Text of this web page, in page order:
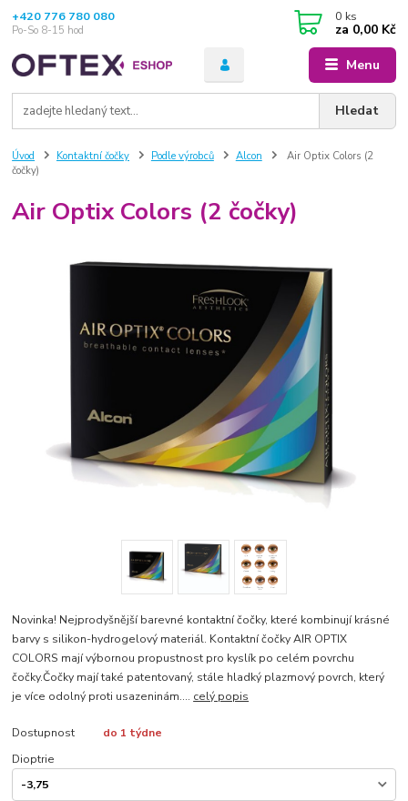
Menu
Hledat
+420 776 780 080
Po-So 8-15 hod
0 ks
za 0,00 Kč
Úvod Kontaktní čočky Podle výrobců Alcon
Air Optix Colors (2
čočky)
Air Optix Colors (2 čočky)
Novinka! Nejprodyšnější barevné kontaktní čočky, které kombinují krásné
barvy s silikon-hydrogelový materiál. Kontaktní čočky AIR OPTIX
COLORS mají výbornou propustnost pro kyslík po celém povrchu
čočky.Čočky mají také patentovaný, stále hladký plazmový povrch, který
je více odolný proti usazeninám.... celý popis
Dostupnost
do 1 týdne
Dioptrie